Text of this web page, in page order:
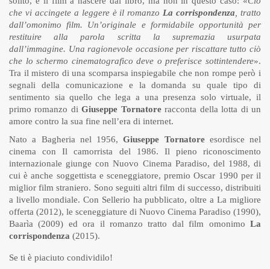
che vi accingete a leggere è il romanzo La corrispondenza , tratto
dall’omonimo film. Un’originale e formidabile opportunità per
restituire alla parola scritta la supremazia usurpata
dall’immagine. Una ragionevole occasione per riscattare tutto ciò
che lo schermo cinematografico deve o preferisce sottintendere».
Tra il mistero di una scomparsa inspiegabile che non rompe però i
segnali della comunicazione e la domanda su quale tipo di
sentimento sia quello che lega a una presenza solo virtuale, il
primo romanzo diGiuseppe Tornatoreracconta della lotta di un
amore contro la sua fine nell’era di internet.
Nato a Bagheria nel 1956,Giuseppe Tornatoreesordisce nel
cinema con Il camorrista del 1986. Il pieno riconoscimento
internazionale giunge con Nuovo Cinema Paradiso, del 1988, di
cui è anche soggettista e sceneggiatore, premio Oscar 1990 per il
miglior film straniero. Sono seguiti altri film di successo, distribuiti
a livello mondiale. Con Sellerio ha pubblicato, oltre a La migliore
offerta (2012), le sceneggiature di Nuovo Cinema Paradiso (1990),
Baarìa (2009) ed ora il romanzo tratto dal film omonimo La
corrispondenza (2015).
Se ti è piaciuto condividilo!